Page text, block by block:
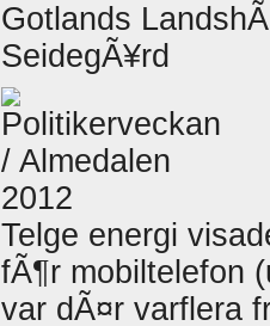
Gotlands
SeidegÃ¥rd
Telge energi
fÃ¶r mobiltelefon
var dÃ¤r varflera